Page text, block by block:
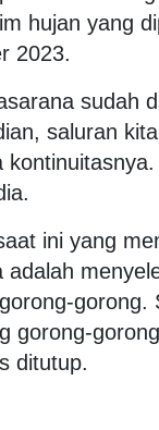
hujan yang
2023.
sudah
saluran
ini yang
adalah
gorong.
gorong-
ditutup.